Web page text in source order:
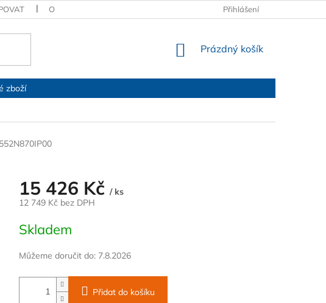
OBCHODNÍ PODMÍNKY PODMÍNKY OCHRANY OSOBNÍCH ÚDAJŮ
Přihlášení
NÁKUPNÍ
Prázdný košík
zboží
15 426 Kč / ks
12 749 Kč bez DPH
cena:
Skladem
Můžeme doručit do: 7.8.2026
Přidat do košíku